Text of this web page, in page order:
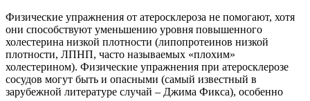
Физические упражнения от атеросклероза не помогают, хотя
они способствуют уменьшению уровня повышенного
холестерина низкой плотности (липопротеинов низкой
плотности, ЛПНП, часто называемых «плохим»
холестерином). Физические упражнения при атеросклерозе
сосудов могут быть и опасными (самый известный в
зарубежной литературе случай – Джима Фикса), особенно